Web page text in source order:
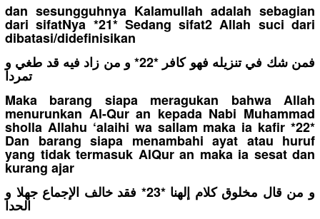
dan sesungguhnya Kalamullah adalah sebagian
dari sifatNya *21* Sedang sifat2 Allah suci dari
dibatasi/didefinisikan
فمن شك في تنزيله فهو كافر *22* و من زاد فيه قد طغي و
تمردا
Maka barang siapa meragukan bahwa Allah
menurunkan Al-Qur an kepada Nabi Muhammad
sholla Allahu ‘alaihi wa sallam maka ia kafir *22*
Dan barang siapa menambahi ayat atau huruf
yang tidak termasuk AlQur an maka ia sesat dan
kurang ajar
و من قال مخلوق كلام إلهنا *23* فقد خالف الإجماع جهلا و
الحدا